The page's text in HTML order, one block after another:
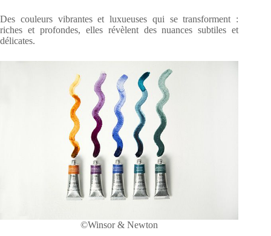
Des couleurs vibrantes et luxueuses qui se transforment :
riches et profondes, elles révèlent des nuances subtiles et
délicates.
©Winsor & Newton